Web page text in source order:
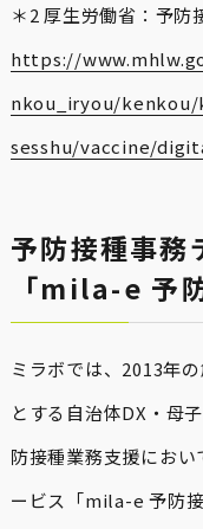
＊2 厚生労働省：予防
https://
nkou_iryou/
sesshu/vaccine/
予防接種事務
「mila-e 予
ミラボでは、2013年
とする自治体DX・母
防接種業務支援にお
ービス「mila-e 予防